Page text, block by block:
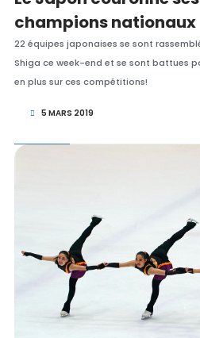
champions nationaux
22 équipes japonaises se sont
Shiga ce week-end et se sont battues
en plus sur ces compétitions!
5 MARS 2019